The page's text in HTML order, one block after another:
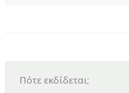
Πότε εκδίδεται;